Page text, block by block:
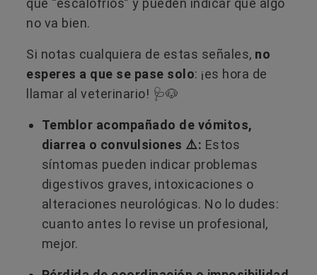
que “escalofríos” y pueden indicar que algo
no va bien.
Si notas cualquiera de estas señales, no
esperes a que se pase solo: ¡es hora de
llamar al veterinario! 🩺🐶
Temblor acompañado de vómitos,
diarrea o convulsiones ⚠️: Estos
síntomas pueden indicar problemas
digestivos graves, intoxicaciones o
alteraciones neurológicas. No lo dudes:
cuanto antes lo revise un profesional,
mejor.